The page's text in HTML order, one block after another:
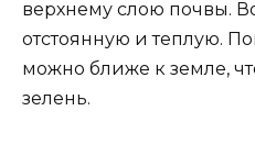
верхнему слою почвы.
отстоянную и теплую.
можно ближе к земле,
зелень.